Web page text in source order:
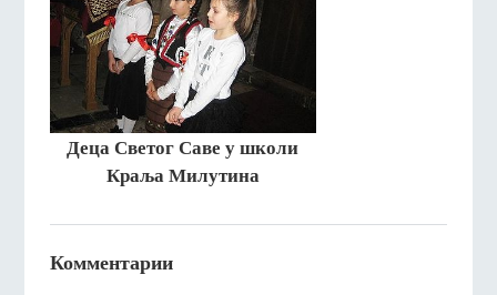
Деца Светог Саве у школи
Краља Милутина
Комментарии